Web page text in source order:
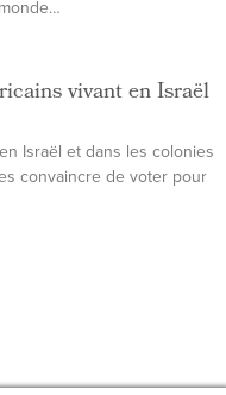
vivant en Israël
Israël et dans les colonies
convaincre de voter pour